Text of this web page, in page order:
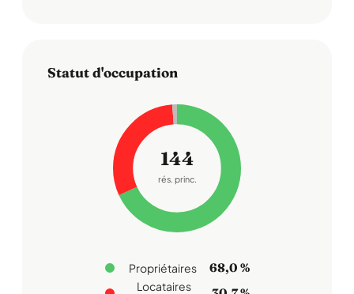
Statut d'occupation
144
rés. princ.
Propriétaires 68,0 %
Locataires